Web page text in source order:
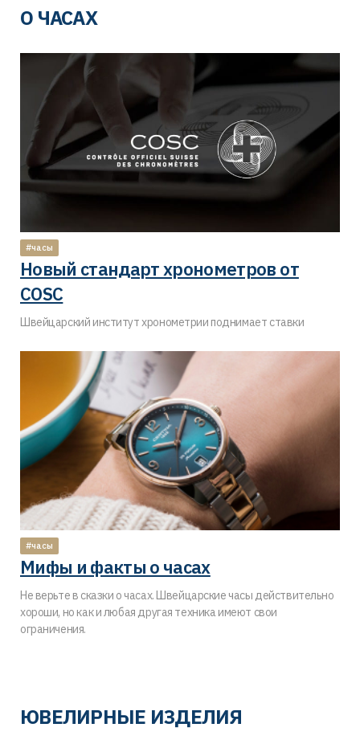
О ЧАСАХ
#часы
Новый стандарт хронометров от
COSC
Швейцарский институт хронометрии поднимает ставки
#часы
Мифы и факты о часах
Не верьте в сказки о часах. Швейцарские часы действительно
хороши, но как и любая другая техника имеют свои
ограничения.
ЮВЕЛИРНЫЕ ИЗДЕЛИЯ